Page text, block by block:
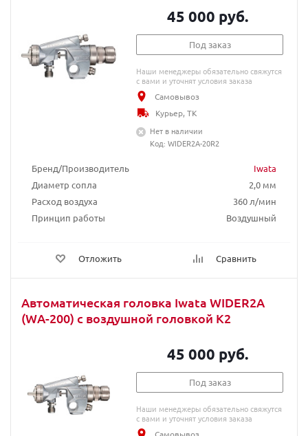
Бренд/Производитель
Iwata
Диаметр сопла
2,0 мм
Расход воздуха
360 л/мин
Принцип работы
Воздушный
Отложить Сравнить
45 000 руб.
Под заказ
Наши менеджеры обязательно свяжутся
с вами и уточнят условия заказа
Самовывоз
Курьер, ТК
Нет в наличии
Код: WIDER2A-20R2
Автоматическая головка Iwata WIDER2A
(WA-200) с воздушной головкой K2
45 000 руб.
Под заказ
Наши менеджеры обязательно свяжутся
с вами и уточнят условия заказа